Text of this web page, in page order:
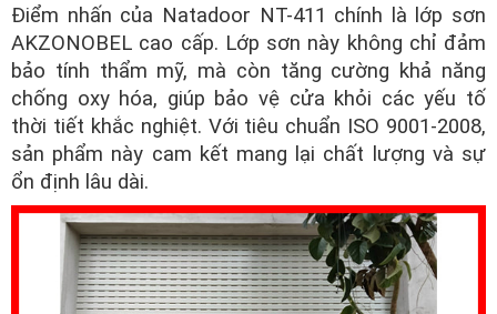
Điểm nhấn của Natadoor NT-411 chính là lớp sơn
AKZONOBEL cao cấp. Lớp sơn này không chỉ đảm
bảo tính thẩm mỹ, mà còn tăng cường khả năng
chống oxy hóa, giúp bảo vệ cửa khỏi các yếu tố
thời tiết khắc nghiệt. Với tiêu chuẩn ISO 9001-2008,
sản phẩm này cam kết mang lại chất lượng và sự
ổn định lâu dài.